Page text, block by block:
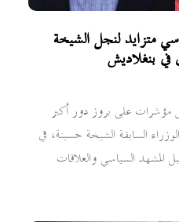
متزايد لنجل الشيخة
بنغلاديش
مؤشرات على بروز دور أكبر
السابقة الشيخة حسينة، في
السياسي والعلاقات